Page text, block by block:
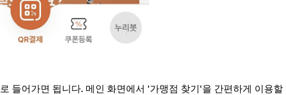
들어가면 됩니다. 메인 화면에서 '가맹점 찾기'을 간편하게 이용할